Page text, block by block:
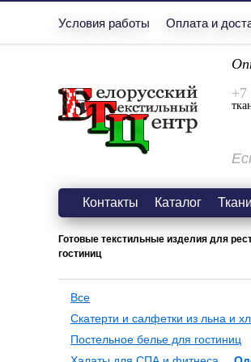
Условия работы Оплата и
+7
Контакты Каталог Ткани
Готовые текстильные изделия для
гостиниц
Все
Скатерти и салфетки из льна и
Постельное белье для гостиниц